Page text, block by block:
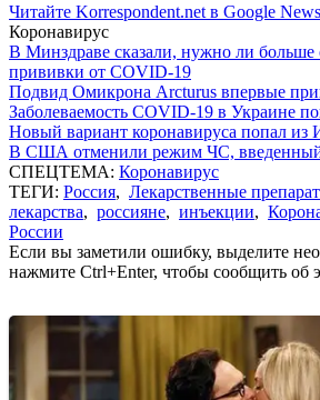
Читайте Korrespondent.net в Google News
Коронавирус
В Минздраве сказали, нужно ли больше
прививки от COVID-19
Подвид Омикрона Arcturus впервые
Заболеваемость COVID-19 в Украине
Новый вариант коронавируса попал из
В США отменили режим ЧС, введенный
СПЕЦТЕМА: Коронавирус
ТЕГИ: Россия, Лекарственные
лекарства, россияне, инъекции,
России
Если вы заметили ошибку, выделите
нажмите Ctrl+Enter, чтобы сообщить об